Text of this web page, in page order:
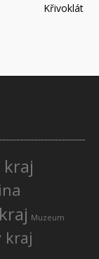
Křivoklát
kraj
Muzeum
kraj